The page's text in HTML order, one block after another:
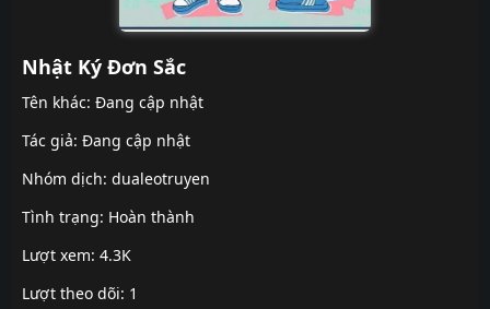
Nhật Ký Đơn Sắc
Tên khác: Đang cập nhật
Tác giả: Đang cập nhật
Nhóm dịch: dualeotruyen
Tình trạng: Hoàn thành
Lượt xem: 4.3K
Lượt theo dõi: 1